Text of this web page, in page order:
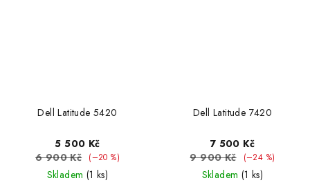
Dell Latitude 5420
5 500 Kč
6 900 Kč
(–20 %)
Skladem (1 ks)
Dell Latitude 7420
7 500 Kč
9 900 Kč
(–24 %)
Skladem (1 ks)